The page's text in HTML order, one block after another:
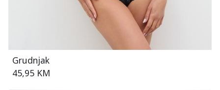
Grudnjak
45,95 KM